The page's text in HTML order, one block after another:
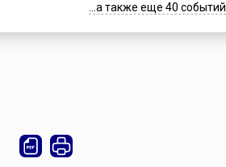
...а также еще 40 событий